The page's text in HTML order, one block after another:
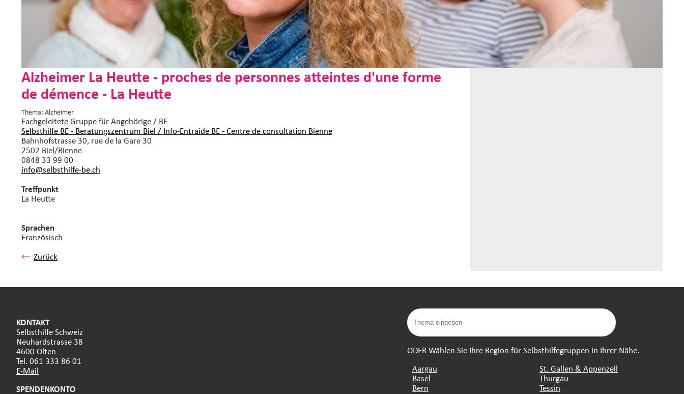
Alzheimer La Heutte - proches de personnes atteintes d'une forme
de démence - La Heutte
Thema: Alzheimer
Fachgeleitete Gruppefür Angehörige / BE
Selbsthilfe BE - Beratungszentrum Biel / Info-Entraide BE - Centre de consultation Bienne
Bahnhofstrasse 30, rue de la Gare 30
2502 Biel/Bienne
0848 33 99 00
info@selbsthilfe-be.ch
Treffpunkt
La Heutte
Sprachen
Französisch
Zurück
KONTAKT
Selbsthilfe Schweiz
Neuhardstrasse 38
4600 Olten
Tel. 061 333 86 01
E-Mail
SPENDENKONTO
ODER Wählen Sie Ihre Region für Selbsthilfegruppen in Ihrer Nähe.
Aargau
Basel
Bern
St. Gallen & Appenzell
Thurgau
Tessin